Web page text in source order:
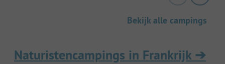
Bekijk alle campings
Naturistencampings in Frankrijk➔